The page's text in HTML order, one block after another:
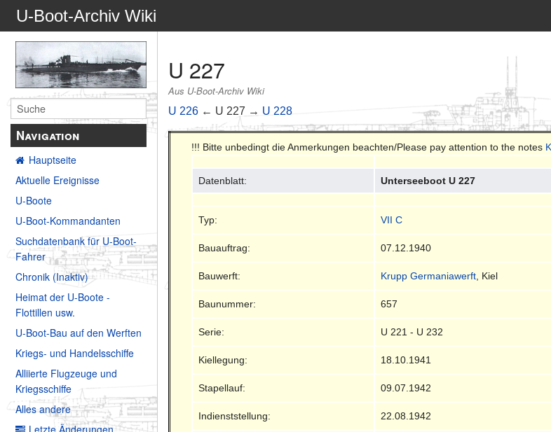
U-Boot-Archiv Wiki
Navigation
Hauptseite
Aktuelle Ereignisse
U-Boote
U-Boot-Kommandanten
Suchdatenbank für U-Boot-
Fahrer
Chronik (Inaktiv)
Heimat der U-Boote -
Flottillen usw.
U-Boot-Bau auf den Werften
Kriegs- und Handelsschiffe
Alliierte Flugzeuge und
Kriegsschiffe
Alles andere
U 227
Aus U-Boot-Archiv Wiki
U 226 ← U 227 → U 228
!!! Bitte unbedingt die Anmerkungen beachten/Please pay attention to the notes
Datenblatt: Unterseeboot U 227
Typ: VII C
Bauauftrag: 07.12.1940
Bauwerft: Krupp Germaniawerft , Kiel
Baunummer: 657
Serie: U 221 - U 232
Kiellegung: 18.10.1941
Stapellauf: 09.07.1942
Indienststellung: 22.08.1942